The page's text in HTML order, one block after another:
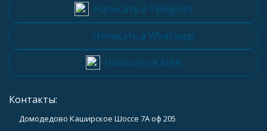
Написать в Telegram
Написать в Whatsapp
Написать в MAX
Контакты:
Домодедово Каширское Шоссе 7А оф 205